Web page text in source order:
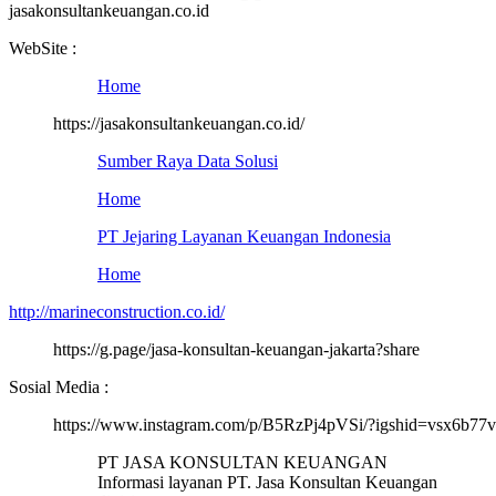
jasakonsultankeuangan.co.id
WebSite :
Home
https://jasakonsultankeuangan.co.id/
Sumber Raya Data Solusi
Home
PT Jejaring Layanan Keuangan Indonesia
Home
http://marineconstruction.co.id/
https://g.page/jasa-konsultan-keuangan-jakarta?share
Sosial Media :
https://www.instagram.com/p/B5RzPj4pVSi/
PT JASA KONSULTAN KEUANGAN
Informasi layanan PT. Jasa Konsultan Keuangan